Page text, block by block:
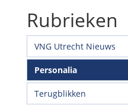
Rubrieken
VNG Utrecht Nieuws
Personalia
Terugblikken